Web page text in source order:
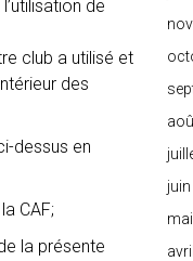
de
club a utilisé et
des
dessus en
CAF;
la présente